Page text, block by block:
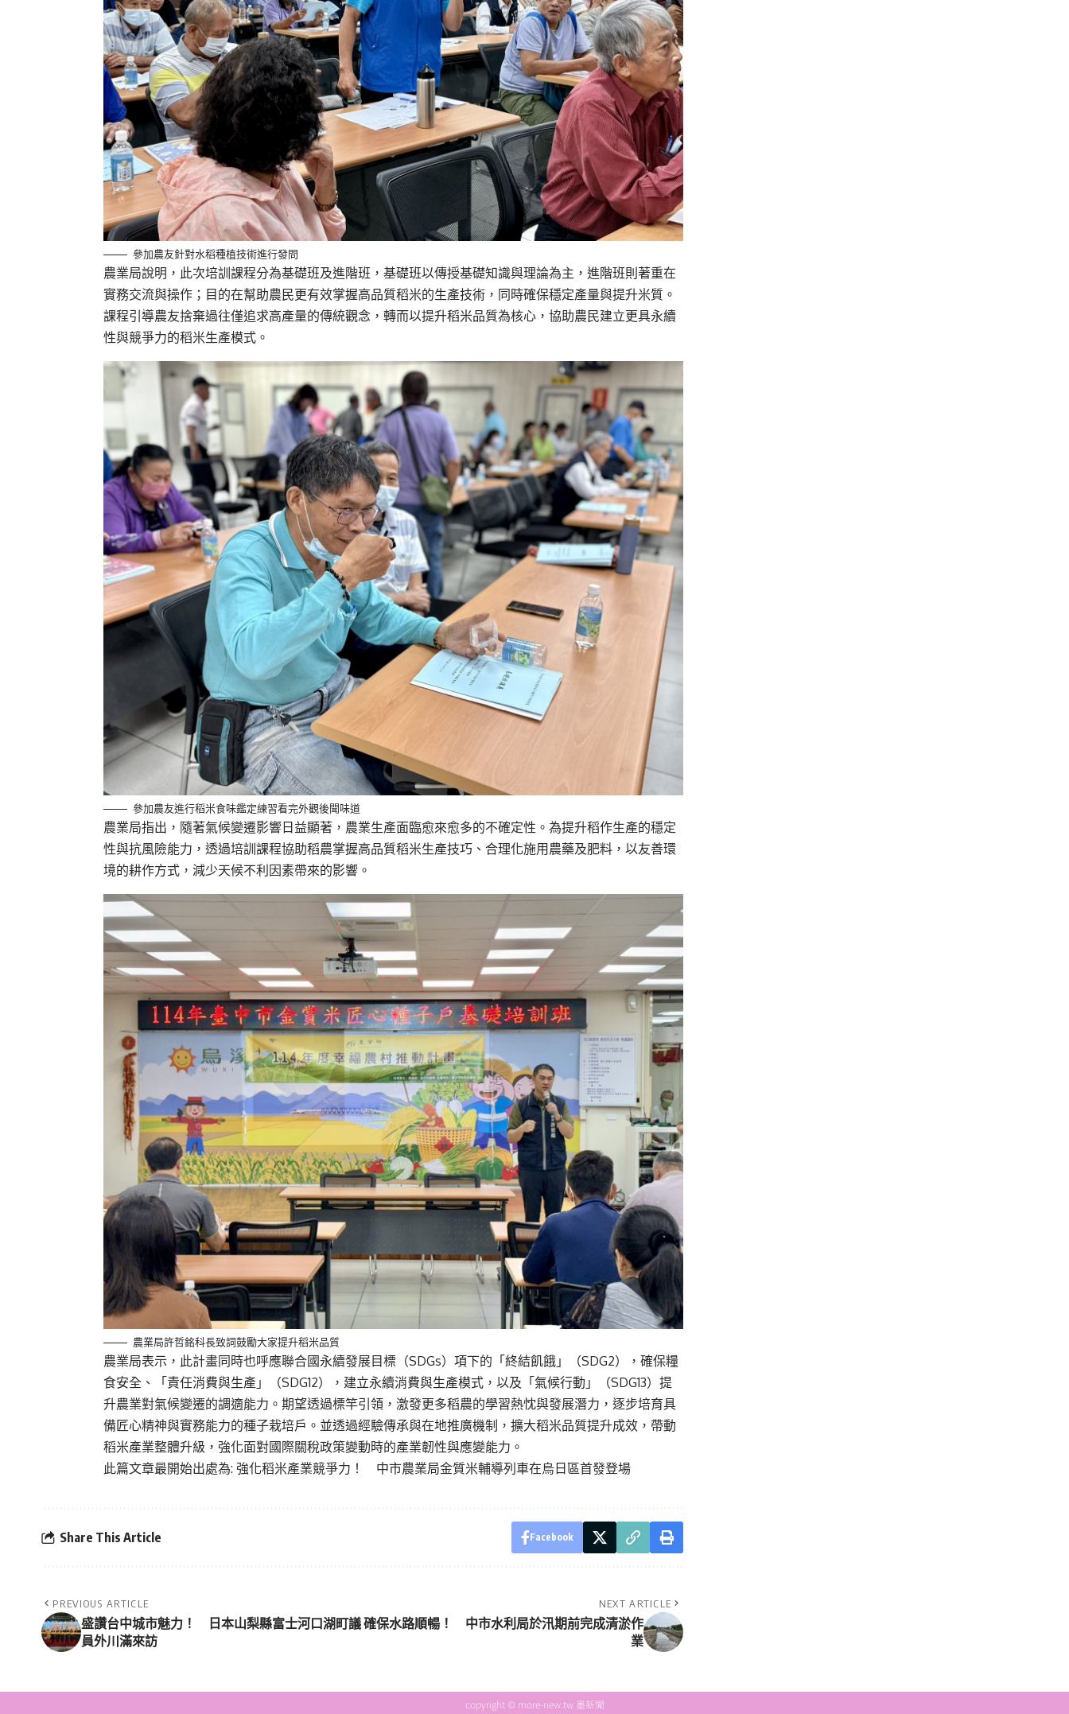
參加農友針對水稻種植技術進行發問
農業局說明，此次培訓課程分為基礎班及進階班，基礎班以傳授基礎知識與理論為主，進階班則著重在
實務交流與操作；目的在幫助農民更有效掌握高品質稻米的生產技術，同時確保穩定產量與提升米質。
課程引導農友捨棄過往僅追求高產量的傳統觀念，轉而以提升稻米品質為核心，協助農民建立更具永續
性與競爭力的稻米生產模式。
參加農友進行稻米食味鑑定練習看完外觀後聞味道
農業局指出，隨著氣候變遷影響日益顯著，農業生產面臨愈來愈多的不確定性。為提升稻作生產的穩定
性與抗風險能力，透過培訓課程協助稻農掌握高品質稻米生產技巧、合理化施用農藥及肥料，以友善環
境的耕作方式，減少天候不利因素帶來的影響。
農業局許哲銘科長致詞鼓勵大家提升稻米品質
農業局表示，此計畫同時也呼應聯合國永續發展目標（SDGs）項下的「終結飢餓」（SDG2），確保糧
食安全、「責任消費與生產」（SDG12），建立永續消費與生產模式，以及「氣候行動」（SDG13）提
升農業對氣候變遷的調適能力。期望透過標竿引領，激發更多稻農的學習熱忱與發展潛力，逐步培育具
備匠心精神與實務能力的種子栽培戶。並透過經驗傳承與在地推廣機制，擴大稻米品質提升成效，帶動
稻米產業整體升級，強化面對國際關稅政策變動時的產業韌性與應變能力。
此篇文章最開始出處為: 強化稻米產業競爭力！ 中市農業局金質米輔導列車在烏日區首發登場
Share This Article Facebook
PREVIOUS ARTICLE
盛讚台中城市魅力！ 日本山梨縣富士河口湖町議
員外川滿來訪
NEXT ARTICLE
確保水路順暢！ 中市水利局於汛期前完成清淤作
業
copyright © more-new.tw 墨新聞